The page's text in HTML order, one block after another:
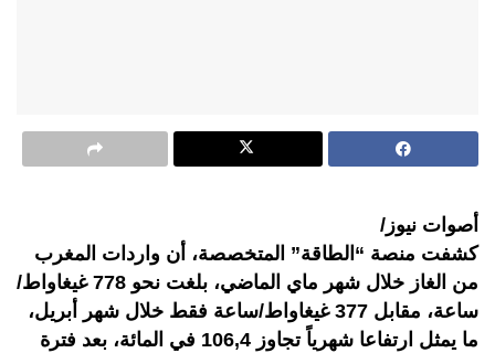
أصوات نيوز/
كشفت منصة “الطاقة” المتخصصة، أن واردات المغرب
من الغاز خلال شهر ماي الماضي، بلغت نحو 778 غيغاواط/
ساعة، مقابل 377 غيغاواط/ساعة فقط خلال شهر أبريل،
ما يمثل ارتفاعا شهرياً تجاوز 106,4 في المائة، بعد فترة